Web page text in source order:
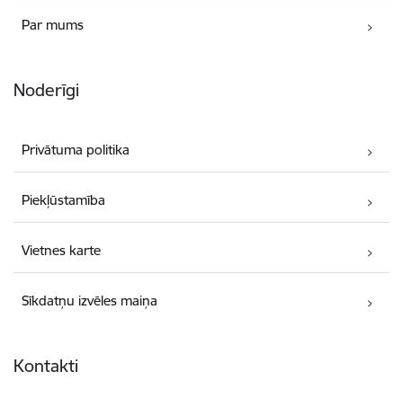
Par mums
Noderīgi
Privātuma politika
Piekļūstamība
Vietnes karte
Sīkdatņu izvēles maiņa
Kontakti